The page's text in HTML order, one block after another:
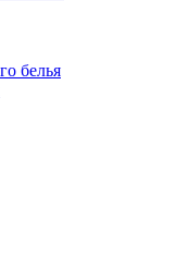
белья